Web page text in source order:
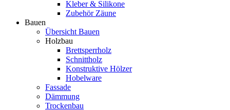
Kleber & Silikone
Zubehör Zäune
Bauen
Übersicht Bauen
Holzbau
Brettsperrholz
Schnittholz
Konstruktive Hölzer
Hobelware
Fassade
Dämmung
Trockenbau